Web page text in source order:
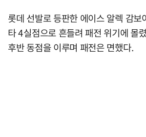
롯데 선발로 등판한 에이스 알렉 감
타 4실점으로 흔들려 패전 위기에 몰
후반 동점을 이루며 패전은 면했다.